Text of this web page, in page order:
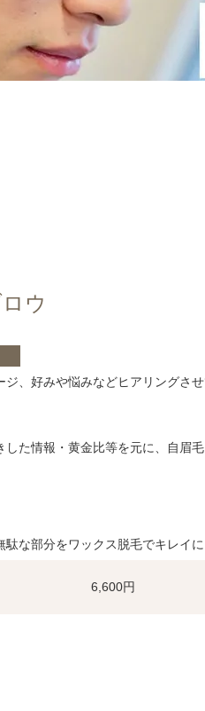
ウ
、好みや悩みなどヒアリングさせ
した情報・黄金比等を元に、自眉
な部分をワックス脱毛でキレイに
6,600円